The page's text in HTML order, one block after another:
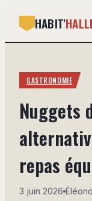
HABIT'
BRICOLAGE
DÉCO
IMMOBILIER
MAISON
GASTRONOMIE
Nuggets
repas
3 juin 2026·